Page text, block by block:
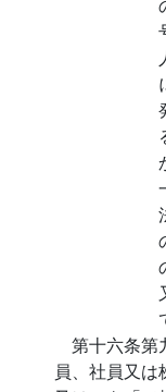
第十六条第
員、社員又